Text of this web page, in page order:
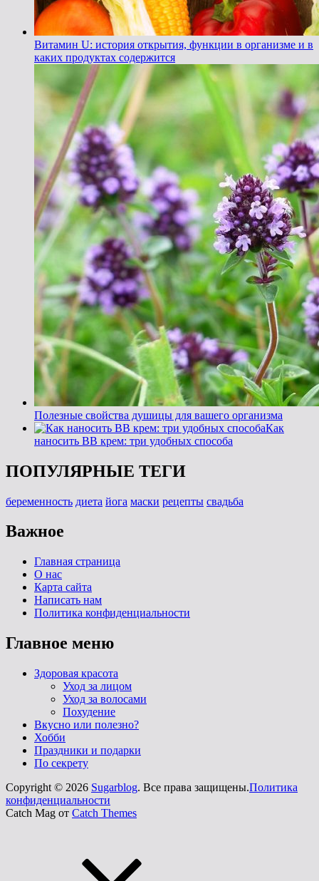
Витамин U: история открытия, функции в организме и в
каких продуктах содержится
Полезные свойства душицы для вашего организма
Как
наносить BB крем: три удобных способа
ПОПУЛЯРНЫЕ ТЕГИ
беременность диета йога маски рецепты свадьба
Важное
Главная страница
О нас
Карта сайта
Написать нам
Политика конфиденциальности
Главное меню
Здоровая красота
Уход за лицом
Уход за волосами
Похудение
Вкусно или полезно?
Хобби
Праздники и подарки
По секрету
Copyright © 2026 Sugarblog. Все права защищены.Политика
конфиденциальности
Catch Mag от Catch Themes